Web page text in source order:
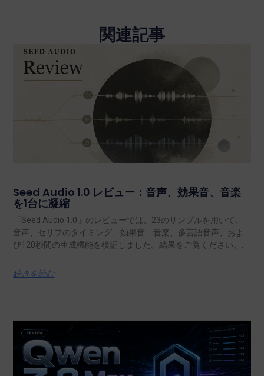
関連記事
Seed Audio 1.0 レビュー：音声、効果音、音楽
を1台に凝縮
「Seed Audio 1.0」のレビューでは、23のサンプルを用いて、
音声、セリフのタイミング、効果音、音楽、多言語音声、およ
び120秒間の生成機能を検証しました。結果をご覧ください。.
続きを読む